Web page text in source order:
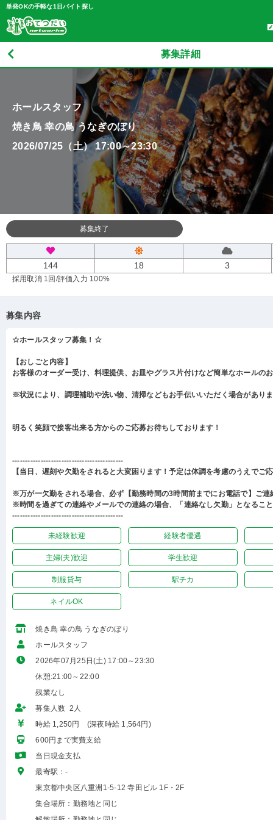
単発OKの手軽な1日バイト探し
募集詳細
ホールスタッフ
焼き鳥 幸の鳥 うなぎのぼり
2026/07/25（土） 17:00～23:30
募集終了
144 18 3
採用取消 1回 /評価入力 100%
募集内容
☆ホールスタッフ募集！☆
【おしごと内容】
お客様のオーダー受け、料理提供、お皿やグラス片付けなど簡単なホールの
※状況により、調理補助や洗い物、清掃などもお手伝いいただく場合があり
明るく笑顔で接客出来る方からのご応募お待ちしております！
-------------------------------------------
【当日、遅刻や欠勤をされると大変困ります！予定は体調を考慮のうえでご
※万が一欠勤をされる場合、必ず【勤務時間の3時間前までにお電話で】ご連
※時間を過ぎての連絡やメールでの連絡の場合、「連絡なし欠勤」となるこ
-------------------------------------------
未経験歓迎 経験者優遇
主婦(夫)歓迎 学生歓迎
制服貸与 駅チカ
ネイルOK
焼き鳥 幸の鳥 うなぎのぼり
ホールスタッフ
2026年07月25日(土) 17:00～23:30
休憩:21:00～22:00
残業なし
募集人数 2人
時給 1,250円 (深夜時給 1,564円)
600円まで実費支給
当日現金支払
最寄駅：-
東京都中央区八重洲1-5-12 寺田ビル 1F・2F
集合場所：勤務地と同じ